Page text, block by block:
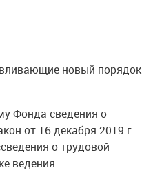
новый порядок
Фонда сведения о
от 16 декабря 2019 г.
о трудовой
ведения